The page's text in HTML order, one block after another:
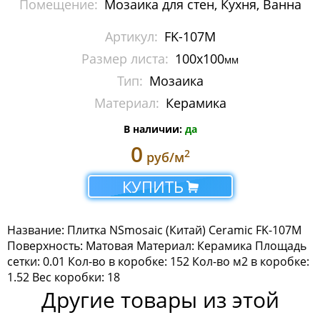
Мозаика Irida
Мозаика Keramograd
Мозаика Mir Mosaic
Мозаика NSmosaic
Мозаика Crystal Series
Мозаика Econom Смеси
Мозаика Exclusive
Мозаика Gold
Помещение: Мозаика для стен, Кухня, Ванна
Артикул: FK-107M
Размер листа: 100x100мм
Тип: Мозаика
Материал: Керамика
В наличии: да
0 руб/м2
КУПИТЬ
Название: Плитка NSmosaic (Китай) Ceramic FK-107M
Поверхность: Матовая Материал: Керамика Площадь
сетки: 0.01 Кол-во в коробке: 152 Кол-во м2 в коробке:
1.52 Вес коробки: 18
Другие товары из этой